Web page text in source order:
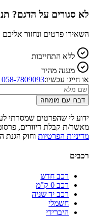
לא סגורים על הדגם?
השאירו פרטים ונחזור
ללא התחייבות
מענה מהיר
או חייגו עכשיו:058-7809093
דברו עם מומחה
ידוע לי שהפרטים שמסרתי
מאשר/ת קבלת דיוורים,
מדיניות הפרטיות וחוק הגנת
רכבים
רכב חדש
רכב 0 ק"מ
רכב יד שניה
חשמלי
היברידי